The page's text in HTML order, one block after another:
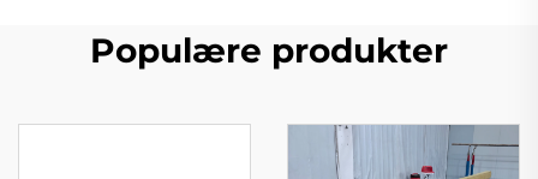
Populære produkter